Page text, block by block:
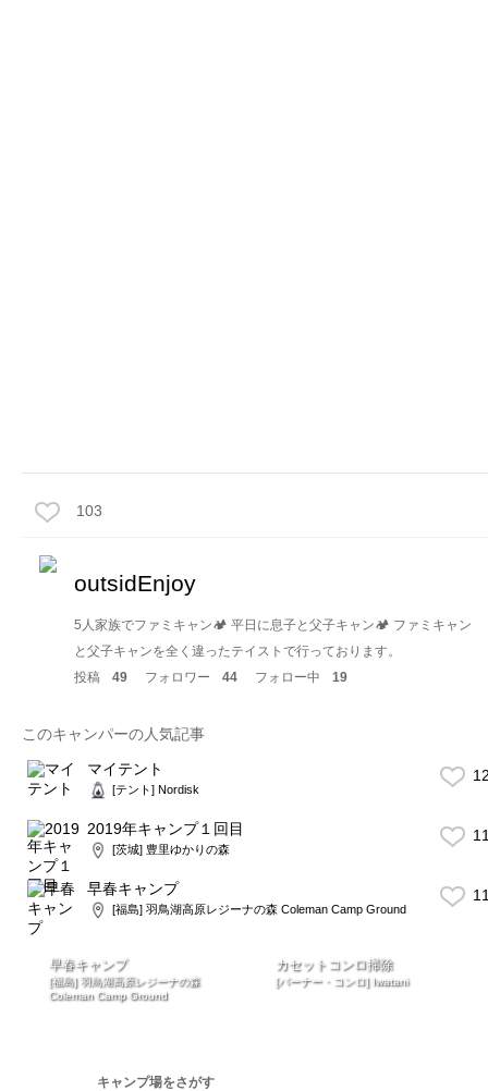
103
outsidEnjoy
5人家族でファミキャン🏕 平日に息子と父子キャン🏕 ファミキャン
と父子キャンを全く違ったテイストで行っております。
投稿
49 フォロワー 44 フォロー中 19
このキャンパーの人気記事
マイテント
[テント] Nordisk
2019年キャンプ１回目
[茨城] 豊里ゆかりの森
早春キャンプ
[福島] 羽鳥湖高原レジーナの森 Coleman Camp Ground
早春キャンプ
[福島] 羽鳥湖高原レジーナの森
Coleman Camp Ground
カセットコンロ掃除
[バーナー・コンロ] Iwatani
キャンプ場をさがす